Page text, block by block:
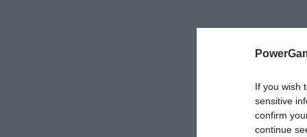
If you wish
sensitive
confirm
continue